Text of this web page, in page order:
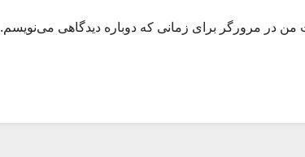
من در مرورگر برای زمانی که دوباره دیدگاهی می‌نویسم.